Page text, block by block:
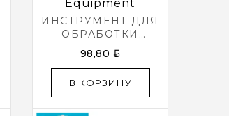
Equipment
ИНСТРУМЕНТ ДЛЯ
ОБРАБОТКИ
НАКЛЕЙКИ ULTI-
MATE CUE TIP
98,80 BYN
В КОРЗИНУ